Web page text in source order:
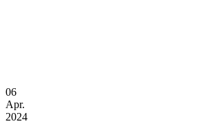
06
Apr.
2024